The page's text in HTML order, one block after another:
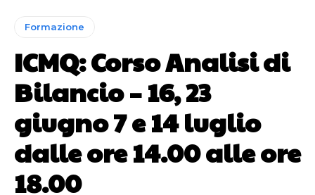
Formazione
ICMQ: Corso Analisi di
Bilancio – 16, 23
giugno 7 e 14 luglio
dalle ore 14.00 alle ore
18.00